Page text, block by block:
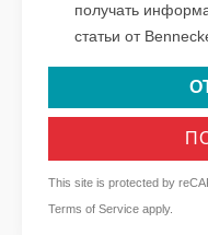
получать
статьи от
This site is protected by
Terms of Service apply.